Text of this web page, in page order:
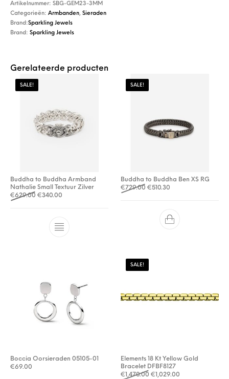
Artikelnummer:SBG-GEM23-3MM
Categorieën:Armbanden,Sieraden
Brand:Sparkling Jewels
Brand:Sparkling Jewels
Gerelateerde producten
SALE!
Buddha to Buddha Armband
Nathalie Small Textuur Zilver
€629.00 Oorspronkelijke prijs was: €629.00.
€340.00 Huidige prijs is: €340.00.
SALE!
Buddha to Buddha Ben XS RG
€729.00 Oorspronkelijke prijs was:
€510.30
Boccia Oorsieraden 05105-01
€69.00
SALE!
Elements 18 Kt Yellow Gold
Bracelet DFBF8127
€ 1,470.00 Oorspronkelijke prijs was:
€ 1,029.00